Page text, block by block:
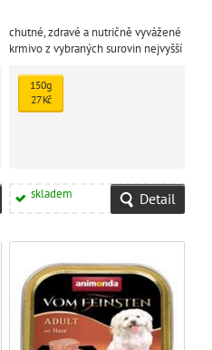
chutné, zdravé a nutričně vyvážené
krmivo z vybraných surovin nejvyšší
150g
27 Kč
skladem Detail